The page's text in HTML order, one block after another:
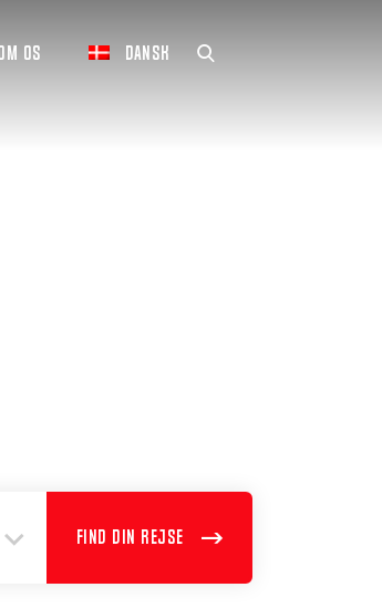
OS DANSK
FIND DIN REJSE